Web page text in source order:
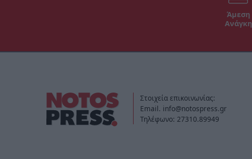
Άμεση
Ανάγκη
Στοιχεία επικοινωνίας:
Email. info@notospress.gr
Τηλέφωνο: 27310.89949